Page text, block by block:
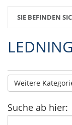
SIE BEFINDEN
Weitere
Suche ab hier: